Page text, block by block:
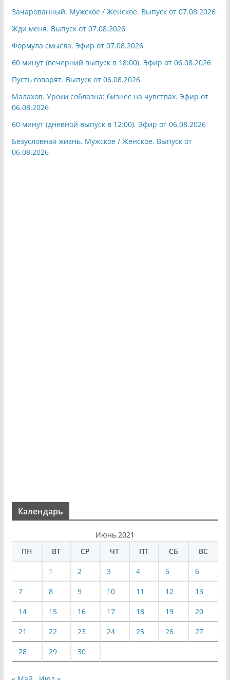
Зачарованный. Мужское / Женское. Выпуск от 07.08.2026
Жди меня. Выпуск от 07.08.2026
Формула смысла. Эфир от 07.08.2026
60 минут (вечерний выпуск в 18:00). Эфир от 06.08.2026
Пусть говорят. Выпуск от 06.08.2026
Малахов. Уроки соблазна: бизнес на чувствах. Эфир от
06.08.2026
60 минут (дневной выпуск в 12:00). Эфир от 06.08.2026
Безусловная жизнь. Мужское / Женское. Выпуск от
06.08.2026
Календарь
Июнь 2021
ПН
ВТ СР ЧТ ПТ СБ ВС
1 2 3 4 5 6
7 8 9 10 11 12 13
14 15 16 17 18 19 20
21 22 23 24 25 26 27
28 29 30